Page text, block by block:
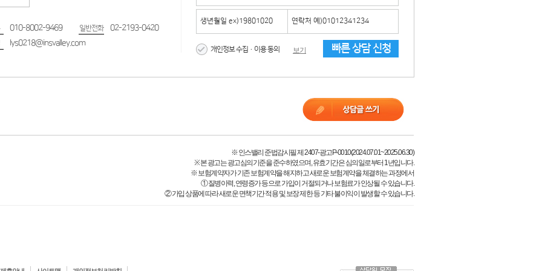
010-8002-9469 일반전화 02-2193-0420
lys0218@insvalley.com
개인정보 수집·이용 동의 보기 빠른 상담 신청
※ 인스밸리 준법감시필 제 2407-광고P-0010(2024.07.01~2025.06.30)
※ 본 광고는 광고심의기준을 준수하였으며, 유효기간은 심의일로부터 1년입니다.
※ 보험계약자가 기존 보험계약을 해지하고 새로운 보험계약을 체결하는 과정에서
① 질병이력, 연령증가 등으로 가입이 거절되거나 보험료가 인상될 수 있습니다.
② 가입 상품에 따라 새로운 면책기간 적용 및 보장 제한 등 기타 불이익이 발생할 수 있습니다.